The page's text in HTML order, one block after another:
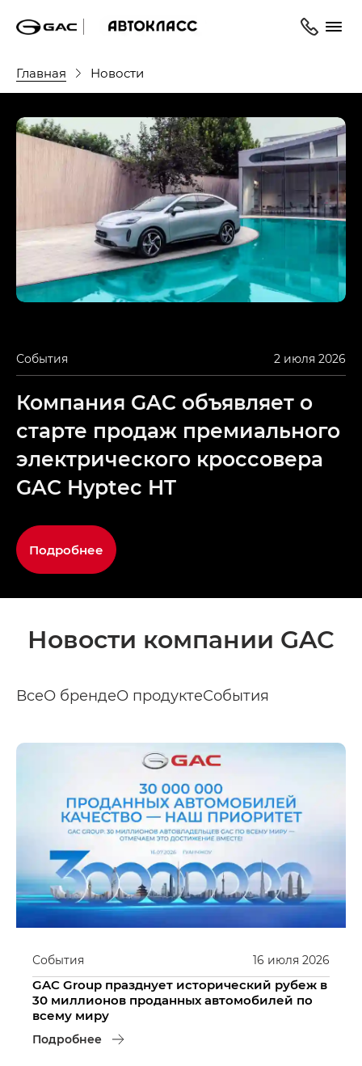
Главная Новости
События 2 июля 2026
Компания GAC объявляет о
старте продаж премиального
электрического кроссовера
GAC Hyptec HT
Подробнее
Новости компании GAC
ВсеО брендеО продуктеСобытия
16 июля 2026
События
GAC Group празднует исторический рубеж в
30 миллионов проданных автомобилей по
всему миру
Подробнее